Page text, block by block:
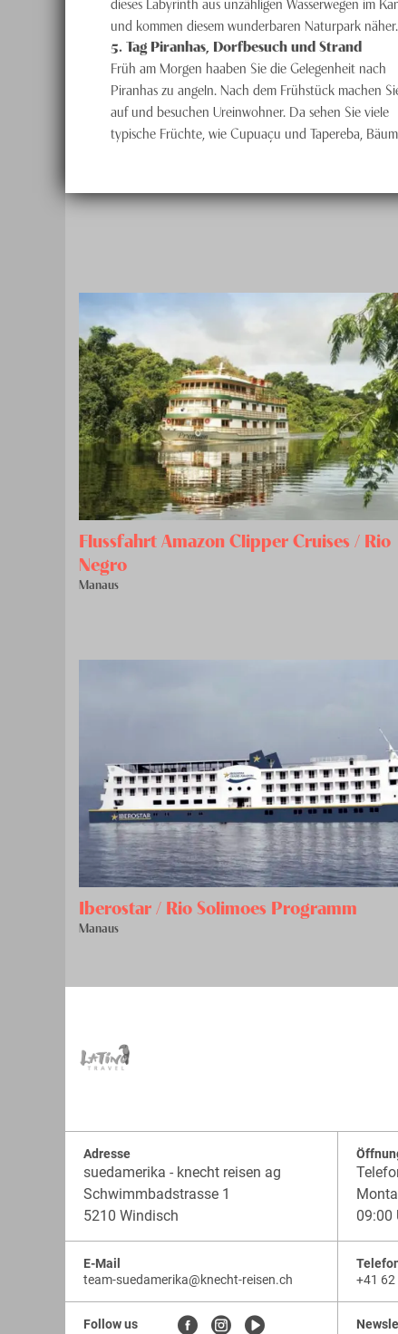
und kommen diesem wunderbaren Naturpark näher.
5. Tag Piranhas, Dorfbesuch und Strand
Früh am Morgen haaben Sie die Gelegenheit nach
Piranhas zu angeln. Nach dem Frühstück machen
auf und besuchen Ureinwohner. Da sehen Sie viele
typische Früchte, wie Cupuaçu und Tapereba,
Flussfahrt Amazon Clipper Cruises / Rio
Negro
Manaus
Iberostar / Rio Solimoes Programm
Manaus
Adresse
suedamerika - knecht reisen ag
Schwimmbadstrasse 1
5210 Windisch
E-Mail
team-suedamerika@
suedamerika
knecht-reisen.ch
Follow us
09:00
+41 62